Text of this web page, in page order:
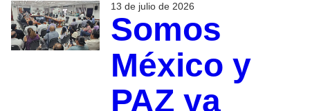
13 de julio de 2026
Somos
México y
PAZ ya